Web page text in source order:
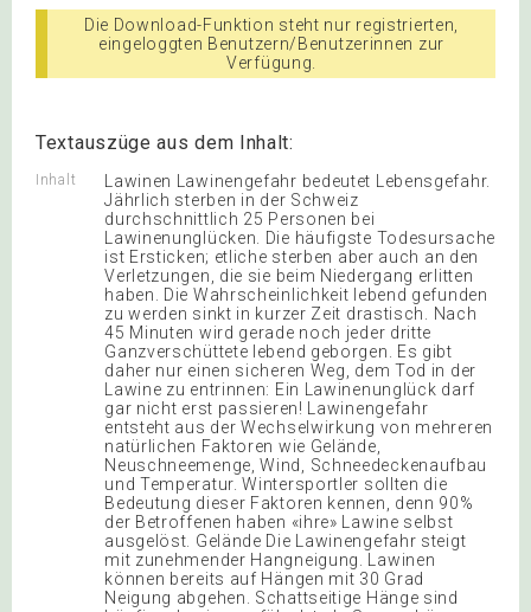
Die Download-Funktion steht nur registrierten,
eingeloggten Benutzern/Benutzerinnen zur
Verfügung.
Textauszüge aus dem Inhalt:
Inhalt
Lawinen Lawinengefahr bedeutet Lebensgefahr.
Jährlich sterben in der Schweiz
durchschnittlich 25 Personen bei
Lawinenunglücken. Die häufigste Todesursache
ist Ersticken; etliche sterben aber auch an den
Verletzungen, die sie beim Niedergang erlitten
haben. Die Wahrscheinlichkeit lebend gefunden
zu werden sinkt in kurzer Zeit drastisch. Nach
45 Minuten wird gerade noch jeder dritte
Ganzverschüttete lebend geborgen. Es gibt
daher nur einen sicheren Weg, dem Tod in der
Lawine zu entrinnen: Ein Lawinenunglück darf
gar nicht erst passieren! Lawinengefahr
entsteht aus der Wechselwirkung von mehreren
natürlichen Faktoren wie Gelände,
Neuschneemenge, Wind, Schneedeckenaufbau
und Temperatur. Wintersportler sollten die
Bedeutung dieser Faktoren kennen, denn 90%
der Betroffenen haben «ihre» Lawine selbst
ausgelöst. Gelände Die Lawinengefahr steigt
mit zunehmender Hangneigung. Lawinen
können bereits auf Hängen mit 30 Grad
Neigung abgehen. Schattseitige Hänge sind